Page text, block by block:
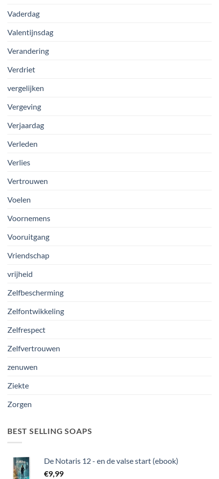
Vaderdag
Valentijnsdag
Verandering
Verdriet
vergelijken
Vergeving
Verjaardag
Verleden
Verlies
Vertrouwen
Voelen
Voornemens
Vooruitgang
Vriendschap
vrijheid
Zelfbescherming
Zelfontwikkeling
Zelfrespect
Zelfvertrouwen
zenuwen
Ziekte
Zorgen
BEST SELLING SOAPS
De Notaris 12 - en de valse start (ebook)
€9,99